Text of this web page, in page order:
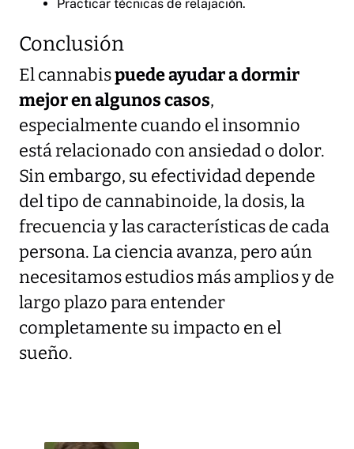
Practicar técnicas de relajación.
Conclusión
El cannabispuede ayudar a dormir
mejor en algunos casos,
especialmente cuando el insomnio
está relacionado con ansiedad o dolor.
Sin embargo, su efectividad depende
del tipo de cannabinoide, la dosis, la
frecuencia y las características de cada
persona. La ciencia avanza, pero aún
necesitamos estudios más amplios y de
largo plazo para entender
completamente su impacto en el
sueño.